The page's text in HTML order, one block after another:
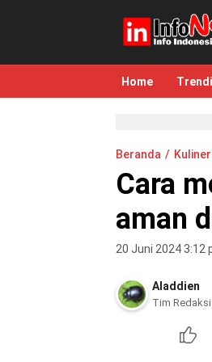
infonesia.me
Info Indonesia
Home
Beranda Kuliner
Cara
aman
20 Juni 2024 3:12
Aladdien
Tim Redaksi